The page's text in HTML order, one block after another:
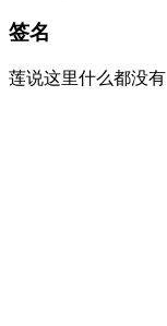
签名
莲说这里什么都没有